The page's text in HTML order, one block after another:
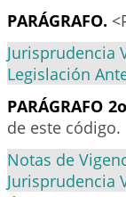
PARÁGRAFO.
Jurisprudencia
Legislación
PARÁGRAFO
de este código.
Notas de
Jurisprudencia